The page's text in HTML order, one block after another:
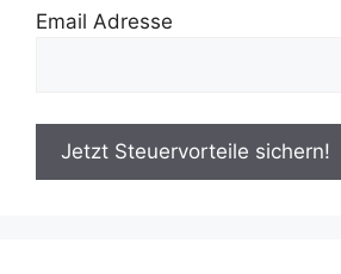
Email Adresse